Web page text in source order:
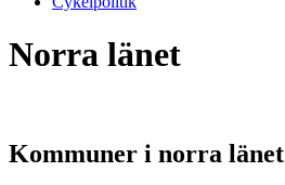
Norra länet
Kommuner i norra länet